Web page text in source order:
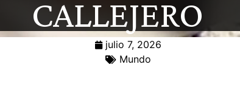
CALLEJERO
julio 7, 2026
Mundo